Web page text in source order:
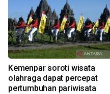
Kemenpar soroti wisata
olahraga dapat percepat
pertumbuhan pariwisata